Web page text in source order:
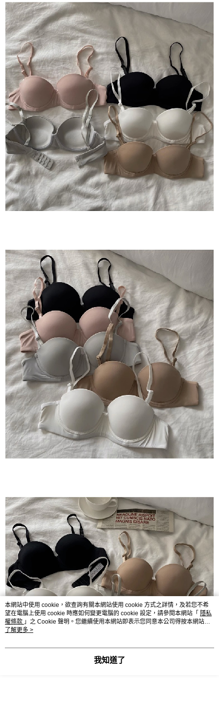
本網站中使用 cookie，欲查詢有關本網站使用 cookie 方式之詳情，及若您不希
望在電腦上使用 cookie 時應如何變更電腦的 cookie 設定，請參閱本網站「 隱私
權條款 」之 Cookie 聲明。您繼續使用本網站即表示您同意本公司得按本網站使
用條款之 Cookie 聲明使用 cookie。
了解更多 >
我知道了